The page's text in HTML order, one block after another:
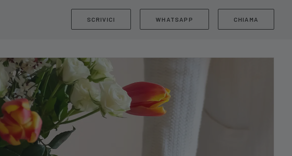
SCRIVICI WHATSAPP CHIAMA